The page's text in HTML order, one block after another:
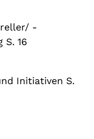
-
S. 16
Initiativen S.